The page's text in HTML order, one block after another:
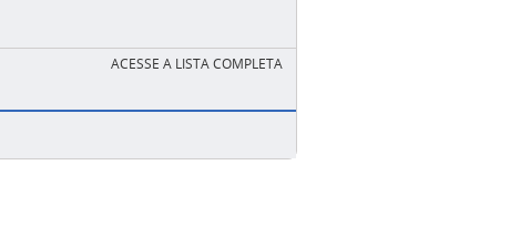
ACESSE A LISTA COMPLETA